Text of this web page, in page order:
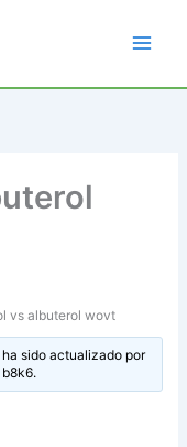
vs albuterol wovt
sido actualizado por
.